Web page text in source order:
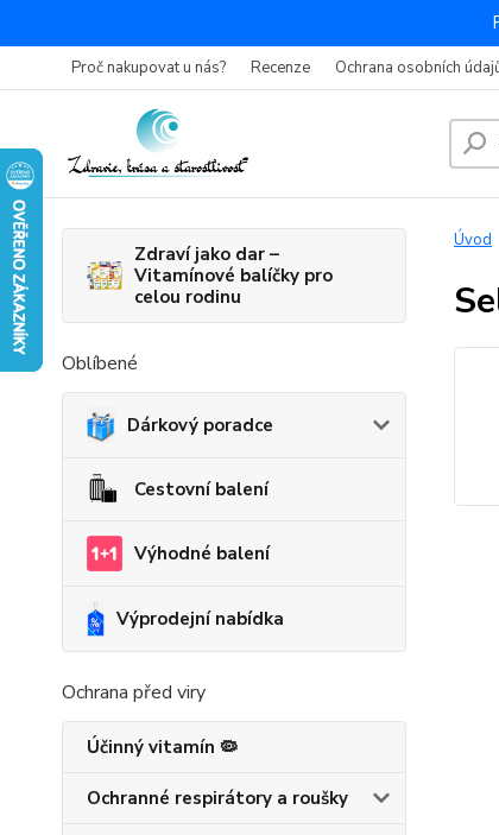
Proč nakupovat u nás? Recenze Ochrana osobních
Zdraví jako dar –
Vitamínové balíčky pro
celou rodinu
Oblíbené
Dárkový poradce
Cestovní balení
Výhodné balení
Výprodejní nabídka
Ochrana před viry
Účinný vitamín 🦠
Ochranné respirátory a roušky
Úvod